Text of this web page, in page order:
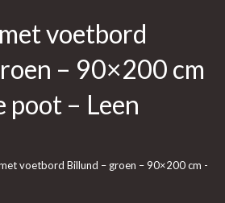
voetbord
– 90×200 cm
poot – Leen
voetbord Billund – groen – 90×200 cm –